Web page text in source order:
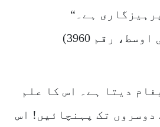
ہے۔“
رقم 3960)
دیتا ہے۔ اس کا علم
دوسروں تک پہنچائیں! اس